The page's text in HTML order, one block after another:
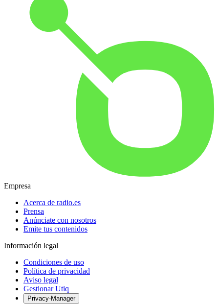
Empresa
Acerca de radio.es
Prensa
Anúnciate con nosotros
Emite tus contenidos
Información legal
Condiciones de uso
Política de privacidad
Aviso legal
Gestionar Utiq
Privacy-Manager